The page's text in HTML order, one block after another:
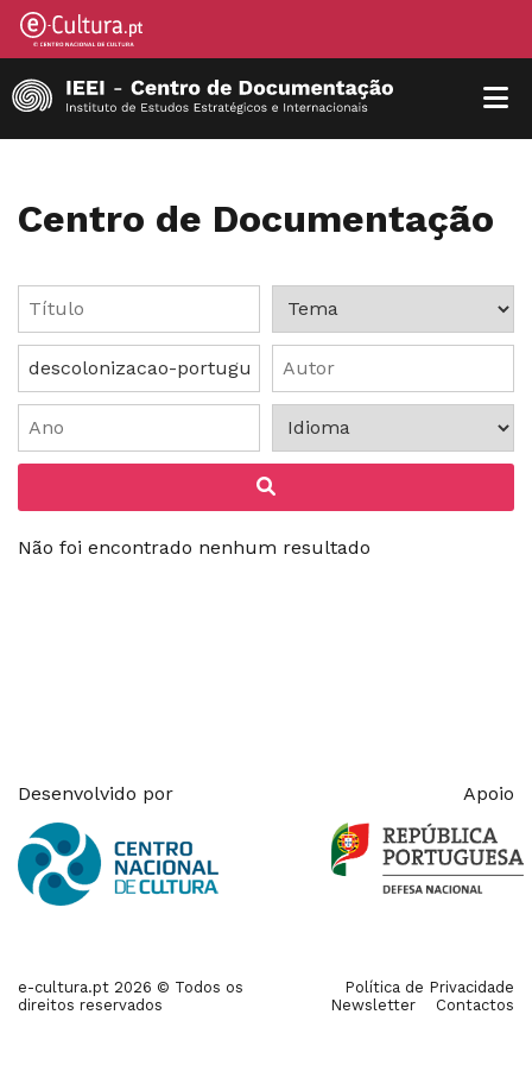
Centro de Documentação
Não foi encontrado nenhum resultado
Desenvolvido por Apoio
e-cultura.pt 2026 © Todos os
direitos reservados
Política de Privacidade
Newsletter
Contactos